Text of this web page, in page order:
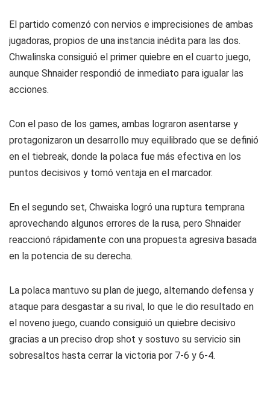
El partido comenzó con nervios e imprecisiones de ambas
jugadoras, propios de una instancia inédita para las dos.
Chwalinska consiguió el primer quiebre en el cuarto juego,
aunque Shnaider respondió de inmediato para igualar las
acciones.
Con el paso de los games, ambas lograron asentarse y
protagonizaron un desarrollo muy equilibrado que se definió
en el tiebreak, donde la polaca fue más efectiva en los
puntos decisivos y tomó ventaja en el marcador.
En el segundo set, Chwaiska logró una ruptura temprana
aprovechando algunos errores de la rusa, pero Shnaider
reaccionó rápidamente con una propuesta agresiva basada
en la potencia de su derecha.
La polaca mantuvo su plan de juego, alternando defensa y
ataque para desgastar a su rival, lo que le dio resultado en
el noveno juego, cuando consiguió un quiebre decisivo
gracias a un preciso drop shot y sostuvo su servicio sin
sobresaltos hasta cerrar la victoria por 7-6 y 6-4.